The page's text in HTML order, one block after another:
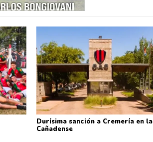
Durísima sanción a Cremería en la
Cañadense